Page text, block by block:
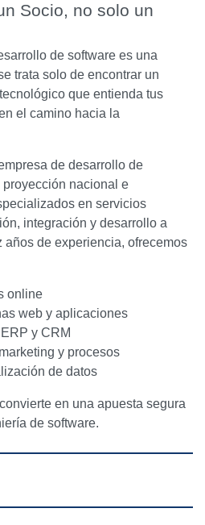
Socio, no solo un
de software es una
trata solo de encontrar un
que entienda tus
el camino hacia la
de desarrollo de
nacional e
en servicios
integración y desarrollo a
años de experiencia, ofrecemos
online
web y aplicaciones
y CRM
y procesos
de datos
en una apuesta segura
de software.